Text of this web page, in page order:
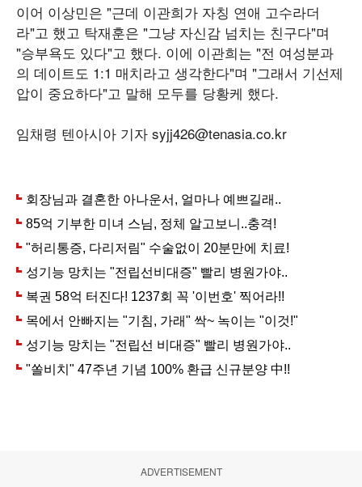
이어 이상민은 "근데 이관희가 자칭 연애 고수라더
라"고 했고 탁재훈은 "그냥 자신감 넘치는 친구다"며
"승부욕도 있다"고 했다. 이에 이관희는 "전 여성분과
의 데이트도 1:1 매치라고 생각한다"며 "그래서 기선제
압이 중요하다"고 말해 모두를 당황케 했다.
임채령 텐아시아 기자 syjj426@tenasia.co.kr
ADVERTISEMENT